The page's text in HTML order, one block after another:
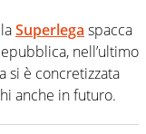
Superlega spacca
nell’ultimo
si è concretizzata
anche in futuro.